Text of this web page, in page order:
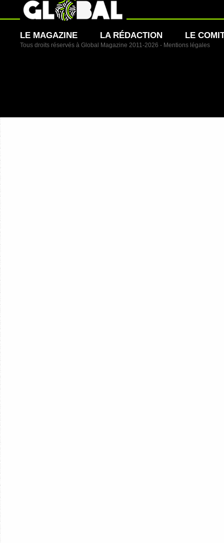
LE MAGAZINE LA RÉDACTION LE
Tous droits réservés à Global Magazine 2011-2026 - Mentions légales